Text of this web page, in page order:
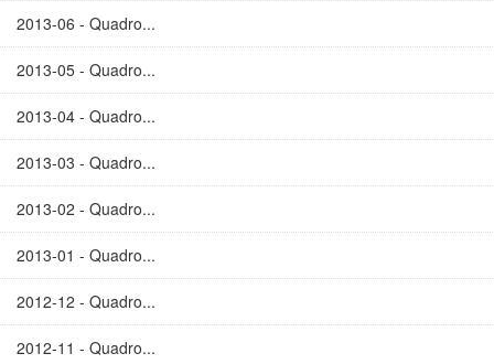
2013-06 - Quadro...
2013-05 - Quadro...
2013-04 - Quadro...
2013-03 - Quadro...
2013-02 - Quadro...
2013-01 - Quadro...
2012-12 - Quadro...
2012-11 - Quadro...